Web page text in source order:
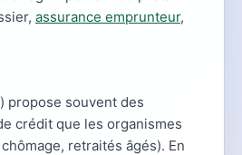
assurance emprunteur,
propose souvent des
crédit que les organismes
retraités âgés). En